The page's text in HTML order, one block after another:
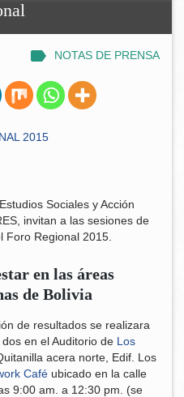
NOTAS DE PRENSA
Sociales y Acción
invitan a las sesiones de
Foro Regional 2015.
en las áreas
de Bolivia
de resultados se realizara
en el Auditorio de Los
acera norte, Edif. Los
Café ubicado en la calle
9:00 am. a 12:30 pm. (se